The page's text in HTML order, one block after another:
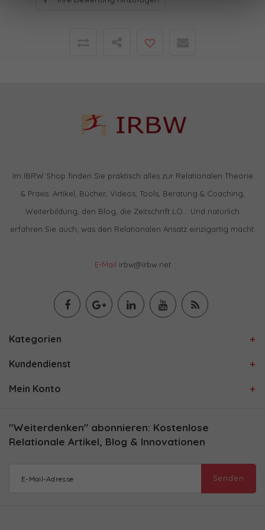
Im IBRW Shop finden Sie praktisch alles zur Relationalen Theorie
& Praxis: Artikel, Bücher, Videos, Tools, Beratung & Coaching,
Weiterbildung, den Blog, die Zeitschrift LO… Und natürlich
erfahren Sie auch, was den Relationalen Ansatz einzigartig macht.
E-Mail irbw@irbw.net
Kategorien
Kundendienst
Mein Konto
"Weiterdenken" abonnieren: Kostenlose
Relationale Artikel, Blog & Innovationen
Senden